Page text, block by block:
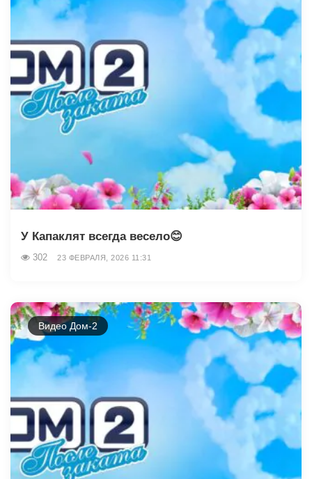
У Капаклят всегда весело😊
302 23 ФЕВРАЛЯ, 2026 11:31
Видео Дом-2